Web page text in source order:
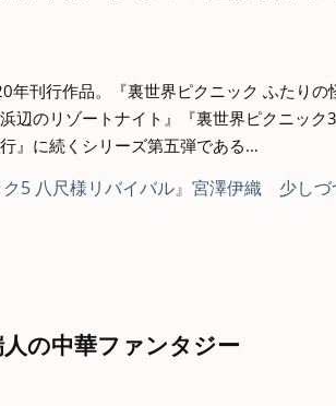
年刊行作品。『裏世界ピクニック ふたりの
辺のリゾートナイト』『裏世界ピクニック
』に続くシリーズ第五弾である…
の中華ファンタジー